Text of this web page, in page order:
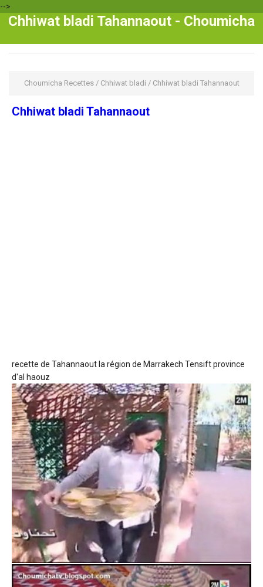
-->
Chhiwat bladi Tahannaout - Choumicha
Choumicha Recettes/ Chhiwat bladi / Chhiwat bladi Tahannaout
Chhiwat bladi Tahannaout
recette de Tahannaout la région de Marrakech Tensift province
d'al haouz